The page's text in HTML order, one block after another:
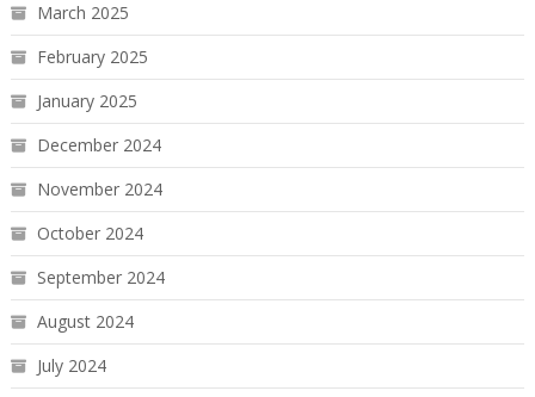
March 2025
February 2025
January 2025
December 2024
November 2024
October 2024
September 2024
August 2024
July 2024